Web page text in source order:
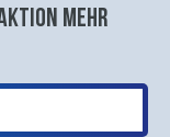
mehr